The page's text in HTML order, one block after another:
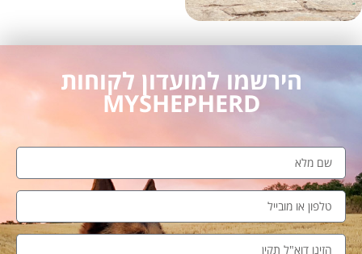
הירשמו למועדון לקוחות
MYSHEPHERD